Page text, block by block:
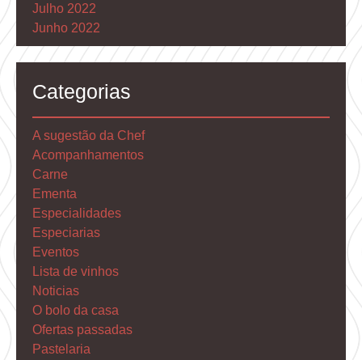
Julho 2022
Junho 2022
Categorias
A sugestão da Chef
Acompanhamentos
Carne
Ementa
Especialidades
Especiarias
Eventos
Lista de vinhos
Noticias
O bolo da casa
Ofertas passadas
Pastelaria